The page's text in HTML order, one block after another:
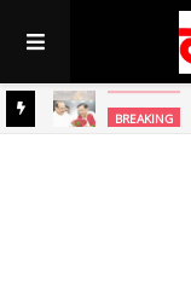
BREAKING